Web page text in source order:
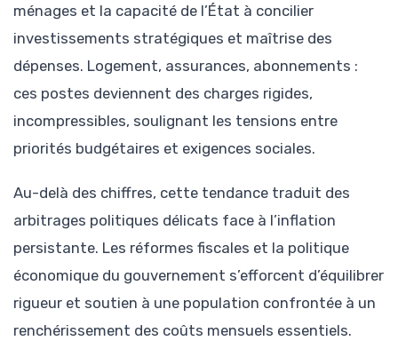
ménages et la capacité de l’État à concilier
investissements stratégiques et maîtrise des
dépenses. Logement, assurances, abonnements :
ces postes deviennent des charges rigides,
incompressibles, soulignant les tensions entre
priorités budgétaires et exigences sociales.
Au-delà des chiffres, cette tendance traduit des
arbitrages politiques délicats face à l’inflation
persistante. Les réformes fiscales et la politique
économique du gouvernement s’efforcent d’équilibrer
rigueur et soutien à une population confrontée à un
renchérissement des coûts mensuels essentiels.